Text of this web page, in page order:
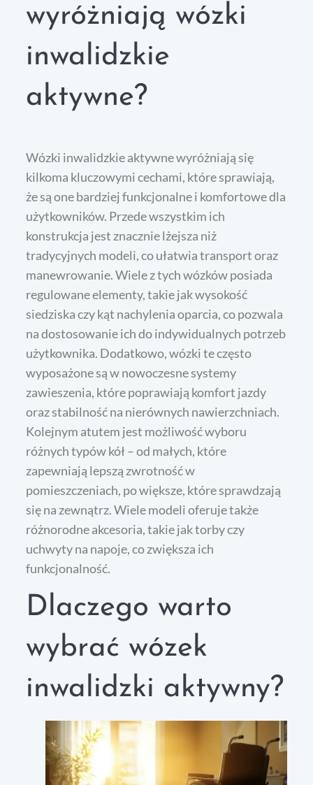
wyróżniają wózki
inwalidzkie
aktywne?
Wózki inwalidzkie aktywne wyróżniają się
kilkoma kluczowymi cechami, które sprawiają,
że są one bardziej funkcjonalne i komfortowe dla
użytkowników. Przede wszystkim ich
konstrukcja jest znacznie lżejsza niż
tradycyjnych modeli, co ułatwia transport oraz
manewrowanie. Wiele z tych wózków posiada
regulowane elementy, takie jak wysokość
siedziska czy kąt nachylenia oparcia, co pozwala
na dostosowanie ich do indywidualnych potrzeb
użytkownika. Dodatkowo, wózki te często
wyposażone są w nowoczesne systemy
zawieszenia, które poprawiają komfort jazdy
oraz stabilność na nierównych nawierzchniach.
Kolejnym atutem jest możliwość wyboru
różnych typów kół – od małych, które
zapewniają lepszą zwrotność w
pomieszczeniach, po większe, które sprawdzają
się na zewnątrz. Wiele modeli oferuje także
różnorodne akcesoria, takie jak torby czy
uchwyty na napoje, co zwiększa ich
funkcjonalność.
Dlaczego warto
wybrać wózek
inwalidzki aktywny?